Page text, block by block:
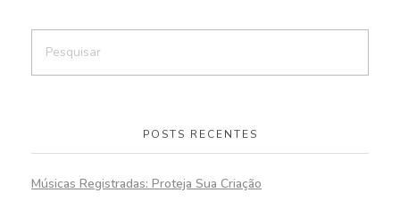
POSTS RECENTES
Músicas Registradas: Proteja Sua Criação